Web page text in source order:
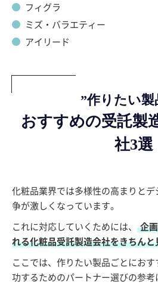
フィグラ
ミズ・バラエティー
アイリード
”作りたい製
おすすめの受託製
社3選
化粧品業界では多様性の高まりと
争が激しくなっています。
これに対応していくためには、
企
れる化粧品受託製造会社をきちん
ここでは、作りたい製品ごとにお
功するためのパートナー選びの参考